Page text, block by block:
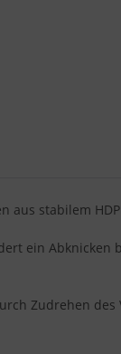
aus stabilem
ein
Zudrehen